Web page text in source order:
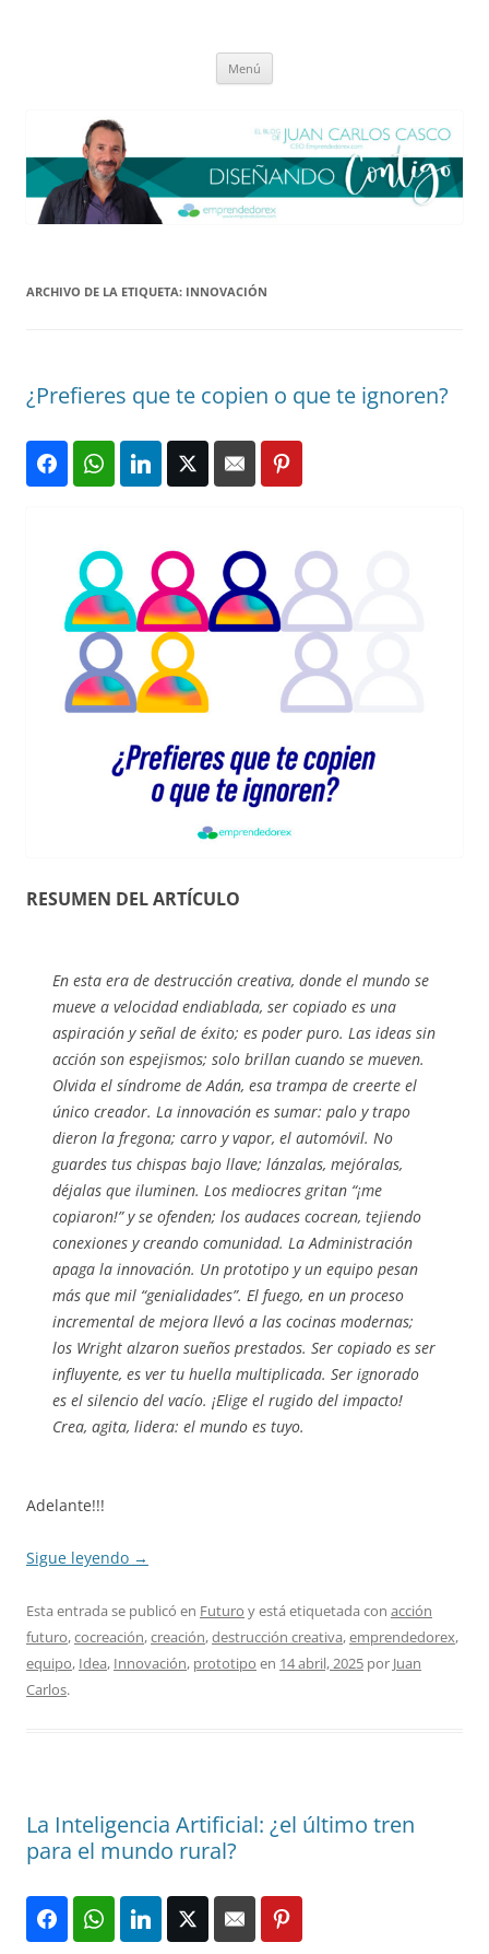
Menú
ARCHIVO DE LA ETIQUETA: INNOVACIÓN
¿Prefieres que te copien o que te ignoren?
RESUMEN DEL ARTÍCULO
En esta era de destrucción creativa, donde el mundo se
mueve a velocidad endiablada, ser copiado es una
aspiración y señal de éxito; es poder puro. Las ideas sin
acción son espejismos; solo brillan cuando se mueven.
Olvida el síndrome de Adán, esa trampa de creerte el
único creador. La innovación es sumar: palo y trapo
dieron la fregona; carro y vapor, el automóvil. No
guardes tus chispas bajo llave; lánzalas, mejóralas,
déjalas que iluminen. Los mediocres gritan “¡me
copiaron!” y se ofenden; los audaces cocrean, tejiendo
conexiones y creando comunidad. La Administración
apaga la innovación. Un prototipo y un equipo pesan
más que mil “genialidades”. El fuego, en un proceso
incremental de mejora llevó a las cocinas modernas;
los Wright alzaron sueños prestados. Ser copiado es ser
influyente, es ver tu huella multiplicada. Ser ignorado
es el silencio del vacío. ¡Elige el rugido del impacto!
Crea, agita, lidera: el mundo es tuyo.
Adelante!!!
Sigue leyendo →
Esta entrada se publicó en Futuro y está etiquetada con acción
futuro,cocreación,creación,destrucción creativa,emprendedorex,
equipo, Idea, Innovación, prototipo en 14 abril, 2025 por Juan
Carlos.
La Inteligencia Artificial: ¿el último tren
para el mundo rural?